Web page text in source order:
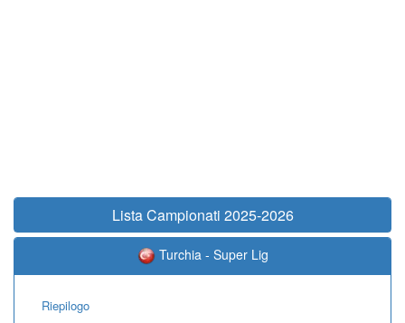
Lista Campionati 2025-2026
Turchia - Super Lig
Riepilogo